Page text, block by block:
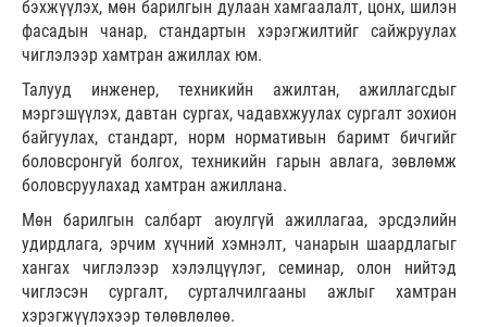
бэхжүүлэх, мөн барилгын дулаан хамгаалалт, цонх, шилэн
фасадын чанар, стандартын хэрэгжилтийг сайжруулах
чиглэлээр хамтран ажиллах юм.
Талууд инженер, техникийн ажилтан, ажиллагсдыг
мэргэшүүлэх, давтан сургах, чадавхжуулах сургалт зохион
байгуулах, стандарт, норм нормативын баримт бичгийг
боловсронгуй болгох, техникийн гарын авлага, зөвлөмж
боловсруулахад хамтран ажиллана.
Мөн барилгын салбарт аюулгүй ажиллагаа, эрсдэлийн
удирдлага, эрчим хүчний хэмнэлт, чанарын шаардлагыг
хангах чиглэлээр хэлэлцүүлэг, семинар, олон нийтэд
чиглэсэн сургалт, сурталчилгааны ажлыг хамтран
хэрэгжүүлэхээр төлөвлөлөө.